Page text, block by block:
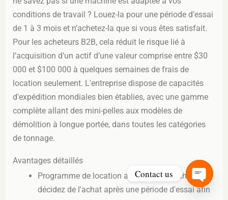
conditions de travail ? Louez-la pour une période d’essai
de 1 à 3 mois et n’achetez-la que si vous êtes satisfait.
Pour les acheteurs B2B, cela réduit le risque lié à
l’acquisition d’un actif d’une valeur comprise entre $30
000 et $100 000 à quelques semaines de frais de
location seulement. L'entreprise dispose de capacités
d'expédition mondiales bien établies, avec une gamme
complète allant des mini-pelles aux modèles de
démolition à longue portée, dans toutes les catégories
de tonnage.
Avantages détaillés
Programme de location avec option d'achat :
décidez de l'achat après une période d'essai afin
Contact us
Open